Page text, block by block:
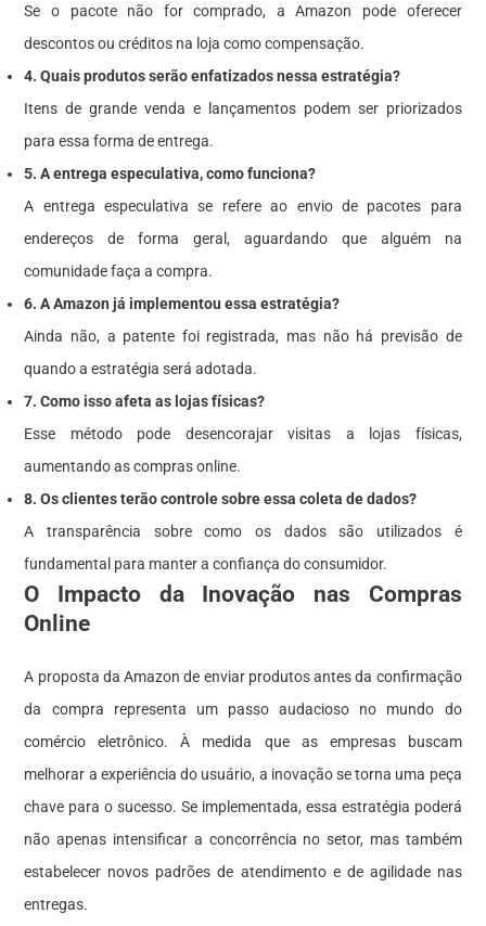
Se o pacote não for comprado, a Amazon pode oferecer
descontos ou créditos na loja como compensação.
4. Quais produtos serão enfatizados nessa estratégia?
Itens de grande venda e lançamentos podem ser priorizados
para essa forma de entrega.
5. A entrega especulativa, como funciona?
A entrega especulativa se refere ao envio de pacotes para
endereços de forma geral, aguardando que alguém na
comunidade faça a compra.
6. A Amazon já implementou essa estratégia?
Ainda não, a patente foi registrada, mas não há previsão de
quando a estratégia será adotada.
7. Como isso afeta as lojas físicas?
Esse método pode desencorajar visitas a lojas físicas,
aumentando as compras online.
8. Os clientes terão controle sobre essa coleta de dados?
A transparência sobre como os dados são utilizados é
fundamental para manter a confiança do consumidor.
O Impacto da Inovação nas Compras
Online
A proposta da Amazon de enviar produtos antes da confirmação
da compra representa um passo audacioso no mundo do
comércio eletrônico. À medida que as empresas buscam
melhorar a experiência do usuário, a inovação se torna uma peça
chave para o sucesso. Se implementada, essa estratégia poderá
não apenas intensificar a concorrência no setor, mas também
estabelecer novos padrões de atendimento e de agilidade nas
entregas.